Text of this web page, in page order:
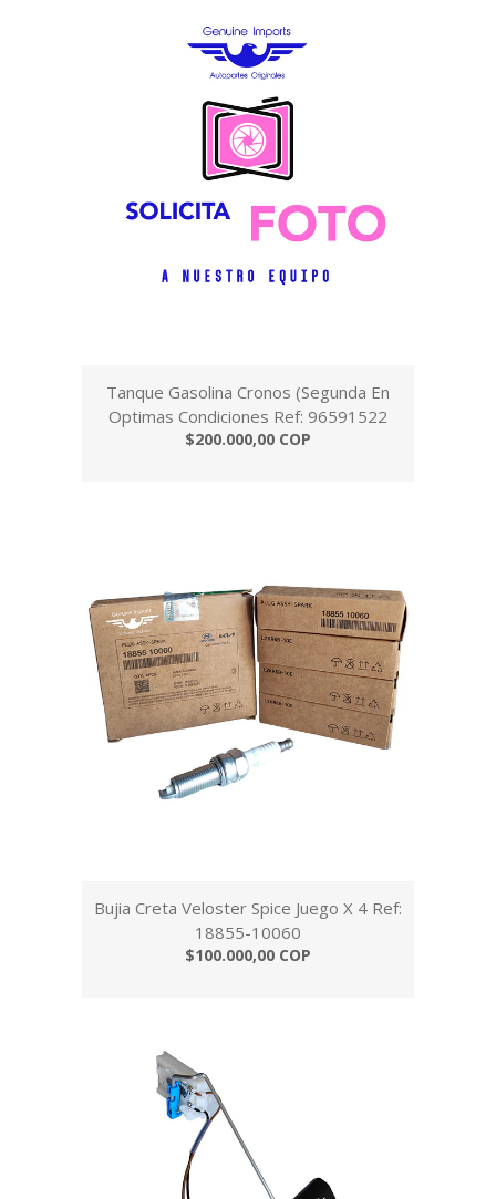
Tanque Gasolina Cronos (Segunda En
Optimas Condiciones Ref: 96591522
$200.000,00 COP
Bujia Creta Veloster Spice Juego X 4 Ref:
18855-10060
$100.000,00 COP